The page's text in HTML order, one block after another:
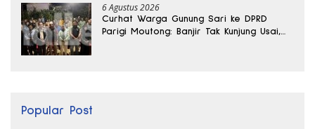
6 Agustus 2026
Curhat Warga Gunung Sari ke DPRD
Parigi Moutong: Banjir Tak Kunjung Usai,
Popular Post